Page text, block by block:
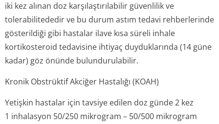
iki kez alınan doz karşılaştırılabilir güvenlilik ve
tolerabilitededir ve bu durum astım tedavi rehberlerinde
gösterildiği gibi hastalar ilave kısa süreli inhale
kortikosteroid tedavisine ihtiyaç duyduklarında (14 güne
kadar) göz önünde bulundurulabilir.
Kronik Obstrüktif Akciğer Hastalığı (KOAH)
Yetişkin hastalar için tavsiye edilen doz günde 2 kez
1 inhalasyon 50/250 mikrogram – 50/500 mikrogram